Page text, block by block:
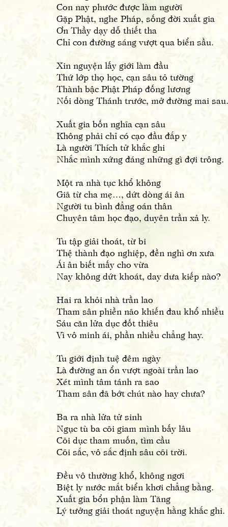
Con nay phước được làm người
Gặp Phật, nghe Pháp, sống đời xuất gia
Ơn Thầy dạy dỗ thiết tha
Chỉ con đường sáng vượt qua biển sầu.
Xin nguyện lấy giới làm đầu
Thứ lớp thọ học, cạn sâu tỏ tường
Thành bậc Phật Pháp đống lương
Nối dòng Thánh trước, mở đường mai sau.
Xuất gia bốn nghĩa cạn sâu
Không phải chỉ có cạo đầu đắp y
Là người Thích tử khắc ghi
Nhắc mình xứng đáng những gì đợi trông.
Một ra nhà tục khổ không
Giã từ cha mẹ…, dứt dòng ái ân
Người tu bình đẳng oán thân
Chuyên tâm học đạo, duyên trần xả ly.
Tu tập giải thoát, từ bi
Thệ thành đạo nghiệp, đền nghì ơn xưa
Ái ân biết mấy cho vừa
Nay không dứt khoát, day dưa kiếp nào?
Hai ra khỏi nhà trần lao
Tham sân phiền não khiến đau khổ nhiều
Sáu căn lửa dục đốt thiêu
Vì vô minh ái, phần nhiều chẳng hay.
Tu giới định tuệ đêm ngày
Là đường an ổn vượt ngoài trần lao
Xét mình tâm tánh ra sao
Tham sân đã bớt chút nào hay chưa?
Ba ra nhà lửa tử sinh
Ngục tù ba cõi giam mình bấy lâu
Cõi dục tham muốn, tìm cầu
Cõi sắc, vô sắc định sâu cõi trời.
Đều vô thường khổ, không ngơi
Biệt ly nước mắt biển khơi chẳng bằng.
Xuất gia bổn phận làm Tăng
Lý tưởng giải thoát nguyện hằng khắc ghi.